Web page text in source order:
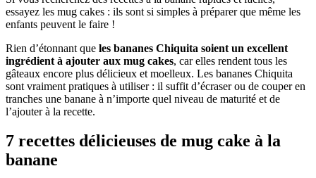
essayez les mug cakes : ils sont si simples à préparer que même les
enfants peuvent le faire !
Rien d’étonnant que les bananes Chiquita soient un excellent
ingrédient à ajouter aux mug cakes, car elles rendent tous les
gâteaux encore plus délicieux et moelleux. Les bananes Chiquita
sont vraiment pratiques à utiliser : il suffit d’écraser ou de couper en
tranches une banane à n’importe quel niveau de maturité et de
l’ajouter à la recette.
7 recettes délicieuses de mug cake à la
banane